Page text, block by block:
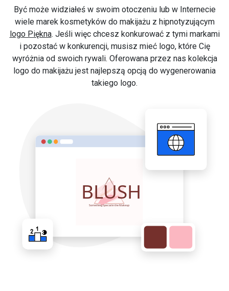
Być może widziałeś w swoim otoczeniu lub w Internecie
wiele marek kosmetyków do makijażu z hipnotyzującym
logo Piękna. Jeśli więc chcesz konkurować z tymi markami
i pozostać w konkurencji, musisz mieć logo, które Cię
wyróżnia od swoich rywali. Oferowana przez nas kolekcja
logo do makijażu jest najlepszą opcją do wygenerowania
takiego logo.